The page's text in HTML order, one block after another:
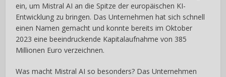
ein, um Mistral AI an die Spitze der europäischen KI-
Entwicklung zu bringen. Das Unternehmen hat sich schnell
einen Namen gemacht und konnte bereits im Oktober
2023 eine beeindruckende Kapitalaufnahme von 385
Millionen Euro verzeichnen.
Was macht Mistral AI so besonders? Das Unternehmen